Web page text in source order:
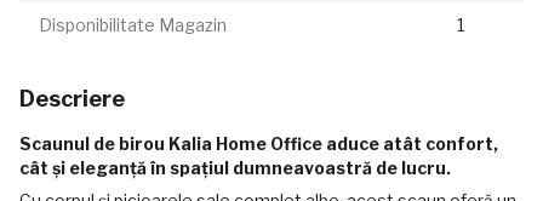
Disponibilitate Magazin 1
Descriere
Scaunul de birou Kalia Home Office aduce atât confort,
cât și eleganță în spațiul dumneavoastră de lucru.